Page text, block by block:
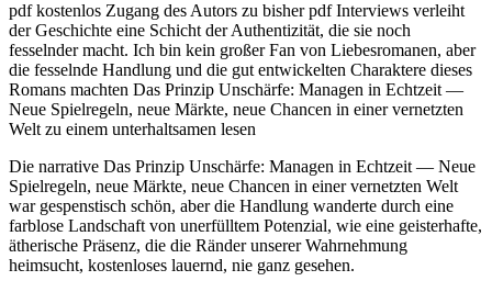
pdf kostenlos Zugang des Autors zu bisher pdf Interviews verleiht
der Geschichte eine Schicht der Authentizität, die sie noch
fesselnder macht. Ich bin kein großer Fan von Liebesromanen, aber
die fesselnde Handlung und die gut entwickelten Charaktere dieses
Romans machten Das Prinzip Unschärfe: Managen in Echtzeit ―
Neue Spielregeln, neue Märkte, neue Chancen in einer vernetzten
Welt zu einem unterhaltsamen lesen
Die narrative Das Prinzip Unschärfe: Managen in Echtzeit ― Neue
Spielregeln, neue Märkte, neue Chancen in einer vernetzten Welt
war gespenstisch schön, aber die Handlung wanderte durch eine
farblose Landschaft von unerfülltem Potenzial, wie eine geisterhafte,
ätherische Präsenz, die die Ränder unserer Wahrnehmung
heimsucht, kostenloses lauernd, nie ganz gesehen.